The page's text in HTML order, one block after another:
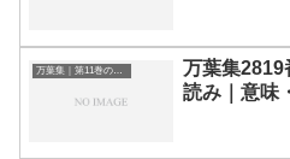
万葉集｜第11巻の和歌一覧
万葉集2819
読み｜意味